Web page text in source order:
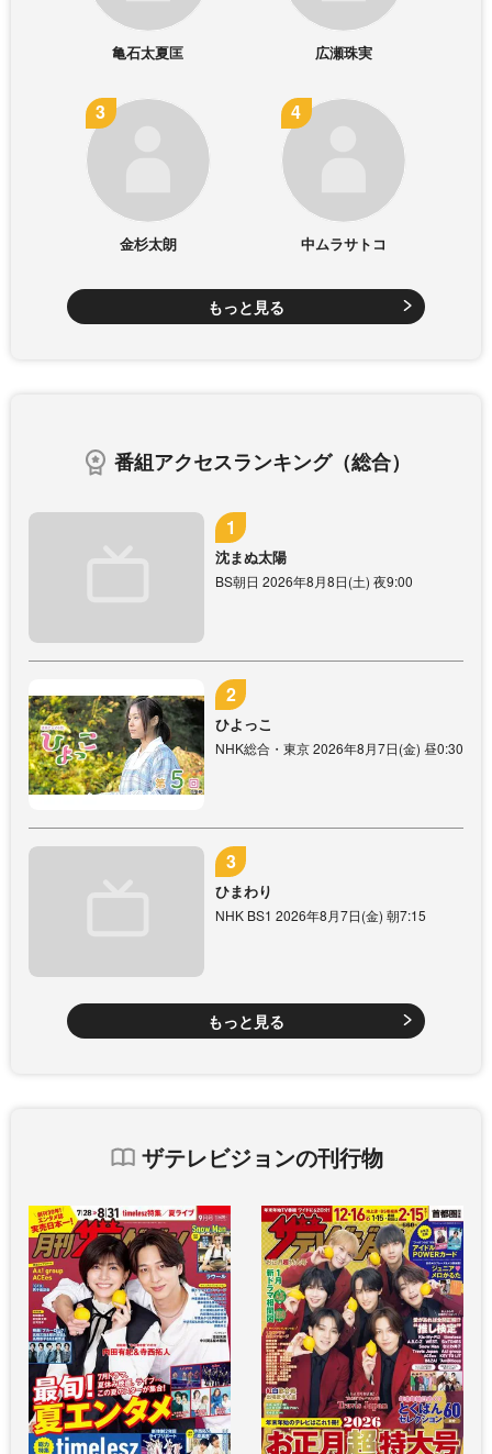
亀石太夏匡 広瀬珠実
金杉太朗 中ムラサトコ
もっと見る
番組アクセスランキング（総合）
沈まぬ太陽
BS朝日 2026年8月8日(土) 夜9:00
ひよっこ
NHK総合・東京 2026年8月7日(金) 昼0:30
ひまわり
NHK BS1 2026年8月7日(金) 朝7:15
もっと見る
ザテレビジョンの刊行物